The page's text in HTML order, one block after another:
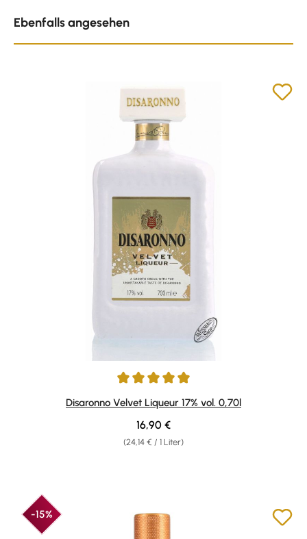
Ebenfalls angesehen
Durchschnittliche Bewertung von 5 von 5 Sternen
Disaronno Velvet Liqueur 17% vol. 0,70l
(24,14 € / 1 Liter)
Regulärer Preis:
16,90 €
-15%